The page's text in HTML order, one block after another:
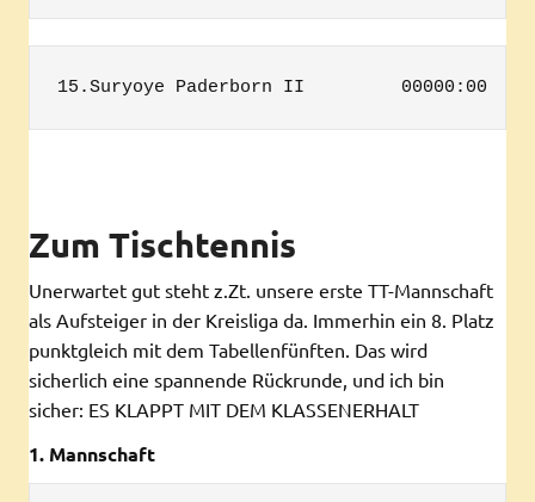
15.Suryoye Paderborn II         00000:00
Zum Tischtennis
Unerwartet gut steht z.Zt. unsere erste TT-Mannschaft
als Aufsteiger in der Kreisliga da. Immerhin ein 8. Platz
punktgleich mit dem Tabellenfünften. Das wird
sicherlich eine spannende Rückrunde, und ich bin
sicher: ES KLAPPT MIT DEM KLASSENERHALT
1. Mannschaft